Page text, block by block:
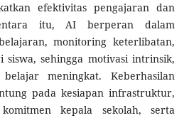
efektivitas pengajaran dan
itu, AI berperan dalam
monitoring keterlibatan,
sehingga motivasi intrinsik,
meningkat. Keberhasilan
pada kesiapan infrastruktur,
kepala sekolah, serta